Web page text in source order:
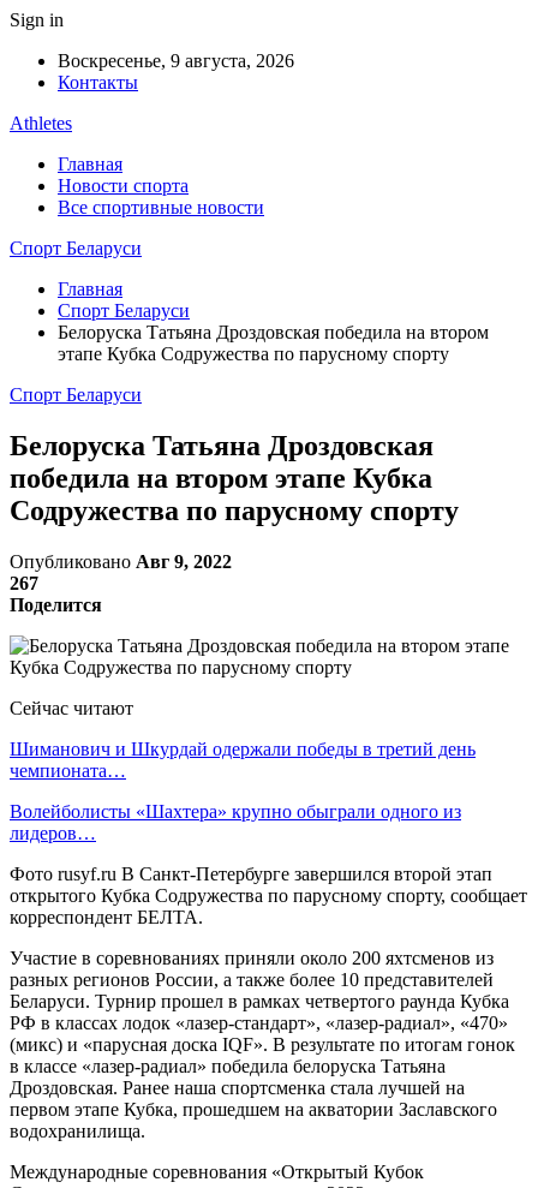
Sign in
Воскресенье, 9 августа, 2026
Контакты
Athletes
Главная
Новости спорта
Все спортивные новости
Спорт Беларуси
Главная
Спорт Беларуси
Белоруска Татьяна Дроздовская победила на втором
этапе Кубка Содружества по парусному спорту
Спорт Беларуси
Белоруска Татьяна Дроздовская
победила на втором этапе Кубка
Содружества по парусному спорту
Опубликовано Авг 9, 2022
267
Поделится
Сейчас читают
Шиманович и Шкурдай одержали победы в третий день
чемпионата…
Волейболисты «Шахтера» крупно обыграли одного из
лидеров…
Фото rusyf.ru В Санкт-Петербурге завершился второй этап
открытого Кубка Содружества по парусному спорту, сообщает
корреспондент БЕЛТА.
Участие в соревнованиях приняли около 200 яхтсменов из
разных регионов России, а также более 10 представителей
Беларуси. Турнир прошел в рамках четвертого раунда Кубка
РФ в классах лодок «лазер-стандарт», «лазер-радиал», «470»
(микс) и «парусная доска IQF». В результате по итогам гонок
в классе «лазер-радиал» победила белоруска Татьяна
Дроздовская. Ранее наша спортсменка стала лучшей на
первом этапе Кубка, прошедшем на акватории Заславского
водохранилища.
Международные соревнования «Открытый Кубок